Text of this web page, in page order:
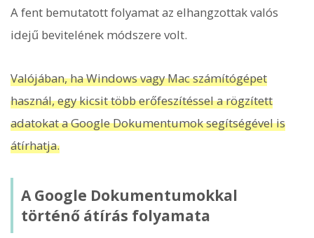
A fent bemutatott folyamat az elhangzottak valós
idejű bevitelének módszere volt.
Valójában, ha Windows vagy Mac számítógépet
használ, egy kicsit több erőfeszítéssel a rögzített
adatokat a Google Dokumentumok segítségével is
átírhatja.
A Google Dokumentumokkal
történő átírás folyamata